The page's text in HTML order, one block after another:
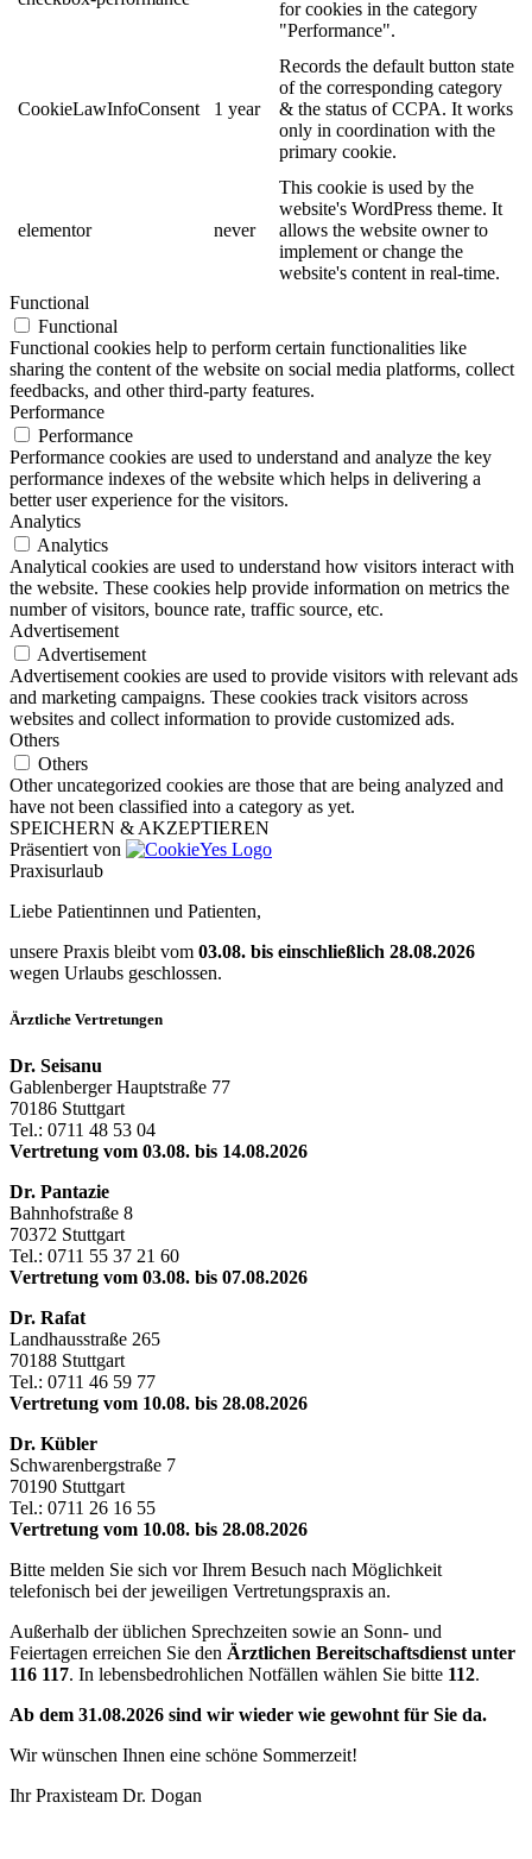
for cookies in the category
"Performance".
CookieLawInfoConsent 1 year
Records the default button state
of the corresponding category
& the status of CCPA. It works
only in coordination with the
primary cookie.
elementor never
This cookie is used by the
website's WordPress theme. It
allows the website owner to
implement or change the
website's content in real-time.
Functional
Functional
Functional cookies help to perform certain functionalities like
sharing the content of the website on social media platforms, collect
feedbacks, and other third-party features.
Performance
Performance
Performance cookies are used to understand and analyze the key
performance indexes of the website which helps in delivering a
better user experience for the visitors.
Analytics
Analytics
Analytical cookies are used to understand how visitors interact with
the website. These cookies help provide information on metrics the
number of visitors, bounce rate, traffic source, etc.
Advertisement
Advertisement
Advertisement cookies are used to provide visitors with relevant ads
and marketing campaigns. These cookies track visitors across
websites and collect information to provide customized ads.
Others
Others
Other uncategorized cookies are those that are being analyzed and
have not been classified into a category as yet.
SPEICHERN & AKZEPTIEREN
Präsentiert von
Praxisurlaub
Liebe Patientinnen und Patienten,
unsere Praxis bleibt vom 03.08. bis einschließlich 28.08.2026
wegen Urlaubs geschlossen.
Ärztliche Vertretungen
Dr. Seisanu
Gablenberger Hauptstraße 77
70186 Stuttgart
Tel.: 0711 48 53 04
Vertretung vom 03.08. bis 14.08.2026
Dr. Pantazie
Bahnhofstraße 8
70372 Stuttgart
Tel.: 0711 55 37 21 60
Vertretung vom 03.08. bis 07.08.2026
Dr. Rafat
Landhausstraße 265
70188 Stuttgart
Tel.: 0711 46 59 77
Vertretung vom 10.08. bis 28.08.2026
Dr. Kübler
Schwarenbergstraße 7
70190 Stuttgart
Tel.: 0711 26 16 55
Vertretung vom 10.08. bis 28.08.2026
Bitte melden Sie sich vor Ihrem Besuch nach Möglichkeit
telefonisch bei der jeweiligen Vertretungspraxis an.
Außerhalb der üblichen Sprechzeiten sowie an Sonn- und
Feiertagen erreichen Sie den Ärztlichen Bereitschaftsdienst unter
116 117. In lebensbedrohlichen Notfällen wählen Sie bitte 112.
Ab dem 31.08.2026 sind wir wieder wie gewohnt für Sie da.
Wir wünschen Ihnen eine schöne Sommerzeit!
Ihr Praxisteam Dr. Dogan